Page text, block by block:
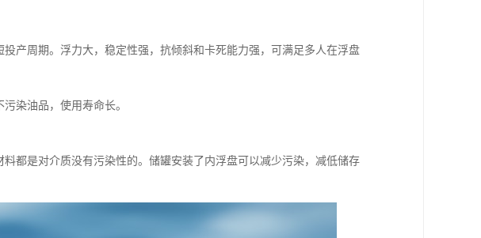
产周期。浮力大，稳定性强，抗倾斜和卡死能力强，可满足多人在浮盘
染油品，使用寿命长。
都是对介质没有污染性的。储罐安装了内浮盘可以减少污染，减低储存